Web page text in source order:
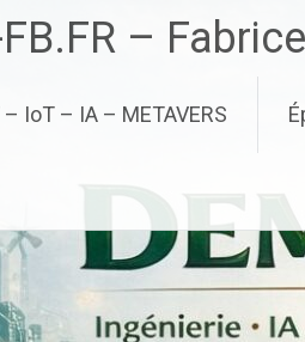
–
– IoT – IA – METAVERS